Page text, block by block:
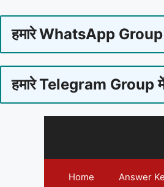
हमारे WhatsApp
हमारे Telegram Group
Home Answer